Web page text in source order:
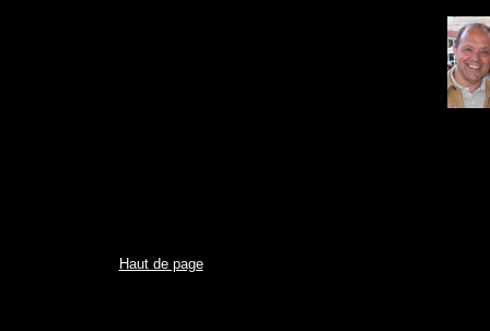
Haut de page